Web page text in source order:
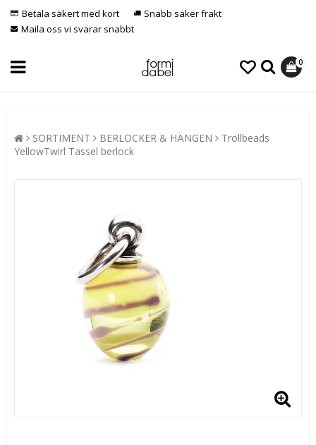
Betala säkert med kort
Snabb säker frakt
Maila oss vi svarar snabbt
0
SORTIMENT BERLOCKER & HÄNGEN
Trollbeads
YellowTwirl Tassel berlock